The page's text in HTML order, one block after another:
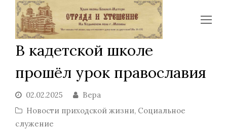
В кадетской школе
прошёл урок православия
02.02.2025
Вера
Новости приходской жизни, Социальное
служение